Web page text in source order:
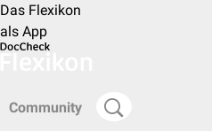
Das Flexikon
als App
Community